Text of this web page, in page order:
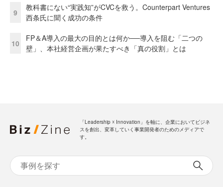
9
教科書にない“実践知”がCVCを救う。Counterpart Ventures
西条氏に聞く成功の条件
10
FP＆A導入の最大の目的とは何か──導入を阻む「二つの
壁」、本社経営企画が果たすべき「真の役割」とは
「Leadership ☓ Innovation」を軸に、企業においてビジネ
スを創出、変革していく事業開発者のためのメディアで
す。